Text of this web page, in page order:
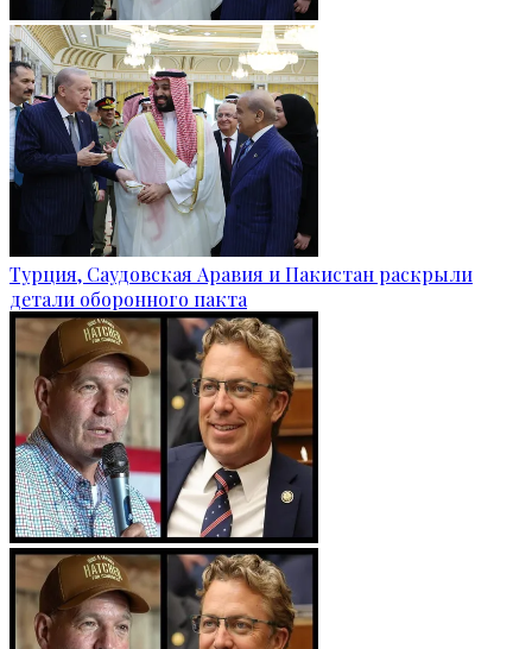
Турция, Саудовская Аравия и Пакистан раскрыли
детали оборонного пакта